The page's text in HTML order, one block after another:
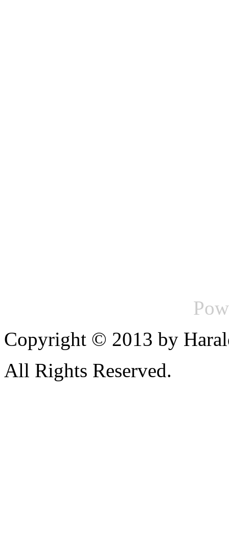
Copyright © 2013 by
All Rights Reserved.